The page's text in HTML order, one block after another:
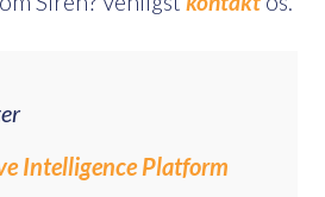
Intelligence Platform